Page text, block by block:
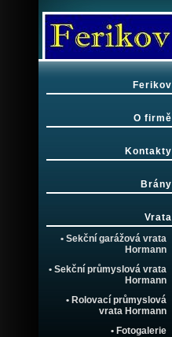
Ferikov
O firmě
Kontakty
Brány
Vrata
• Sekční garážová vrata
Hormann
• Sekční průmyslová vrata
Hormann
• Rolovací průmyslová
vrata Hormann
• Fotogalerie